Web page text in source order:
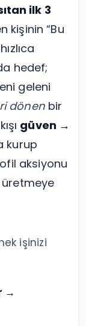
ilk 3
kişinin “Bu
hedef;
geleni
dönen bir
güven →
kurup
aksiyonu
işinizi
→